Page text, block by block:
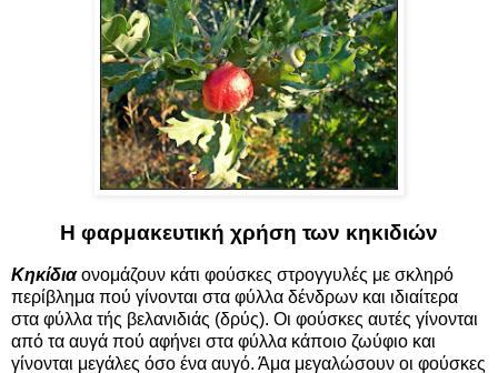
Η φαρμακευτική χρήση των κηκιδιών
Κηκίδιαονομάζουν κάτι φούσκες στρογγυλές με σκληρό
περίβλημα πού γίνονται στα φύλλα δένδρων και ιδιαίτερα
στα φύλλα τής βελανιδιάς (δρύς). Οι φούσκες αυτές γίνονται
από τα αυγά πού αφήνει στα φύλλα κάποιο ζωύφιο και
γίνονται μεγάλες όσο ένα αυγό. Άμα μεγαλώσουν οι φούσκες